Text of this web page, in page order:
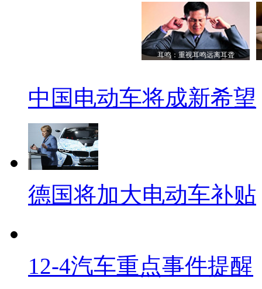
耳鸣：重视耳鸣远离耳聋
中国电动车将成新希望
德国将加大电动车补贴
12-4汽车重点事件提醒